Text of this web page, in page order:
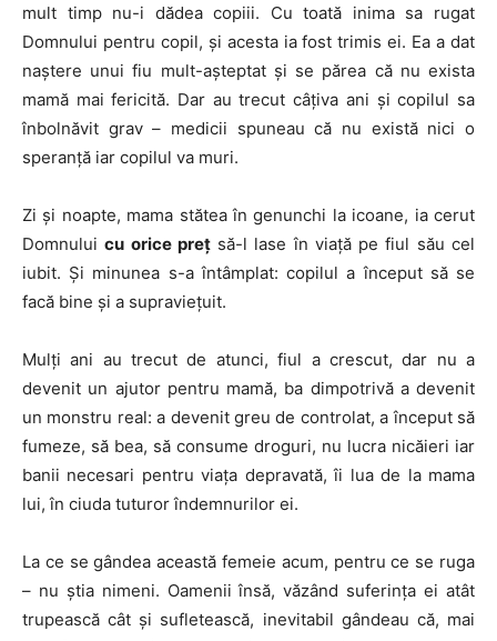
mult timp nu-i dădea copiii. Cu toată inima sa rugat
Domnului pentru copil, și acesta ia fost trimis ei. Ea a dat
naștere unui fiu mult-așteptat și se părea că nu exista
mamă mai fericită. Dar au trecut câțiva ani și copilul sa
înbolnăvit grav – medicii spuneau că nu există nici o
speranță iar copilul va muri.
Zi și noapte, mama stătea în genunchi la icoane, ia cerut
Domnuluicu orice prețsă-l lase în viață pe fiul său cel
iubit. Și minunea s-a întâmplat: copilul a început să se
facă bine și a supraviețuit.
Mulți ani au trecut de atunci, fiul a crescut, dar nu a
devenit un ajutor pentru mamă, ba dimpotrivă a devenit
un monstru real: a devenit greu de controlat, a început să
fumeze, să bea, să consume droguri, nu lucra nicăieri iar
banii necesari pentru viața depravată, îi lua de la mama
lui, în ciuda tuturor îndemnurilor ei.
La ce se gândea această femeie acum, pentru ce se ruga
– nu știa nimeni. Oamenii însă, văzând suferința ei atât
trupească cât și sufletească, inevitabil gândeau că, mai